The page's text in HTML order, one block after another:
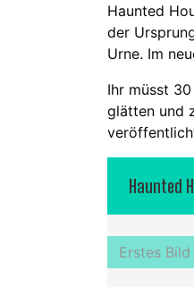
Haunted
der
Urne. Im
Ihr müsst
glätten und
Haunted
Erstes Bild